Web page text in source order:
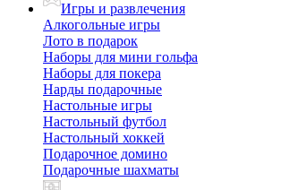
Игры и развлечения
Алкогольные игры
Лото в подарок
Наборы для мини гольфа
Наборы для покера
Нарды подарочные
Настольные игры
Настольный футбол
Настольный хоккей
Подарочное домино
Подарочные шахматы